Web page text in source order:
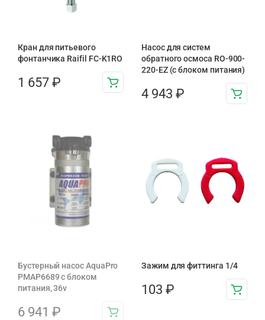
Кран для питьевого
фонтанчика Raifil FC-K1RO
1 657 ₽
Насос для систем
обратного осмоса RO-900-
220-EZ (с блоком питания)
4 943 ₽
Бустерный насос AquaPro
PMAP6689 с блоком
питания, 36v
6 941 ₽
Зажим для фиттинга 1/4
103 ₽